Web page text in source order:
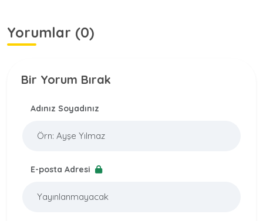
Yorumlar (0)
Bir Yorum Bırak
Adınız Soyadınız
E-posta Adresi